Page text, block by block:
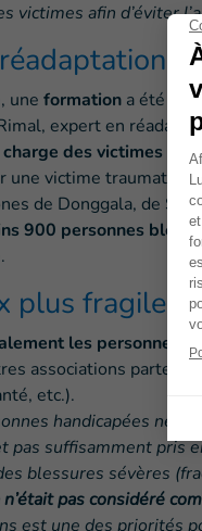
victimes afin d’éviter
une formation a été
expert en
des victimes
une victime
de Donggala, de
900 personnes
plus fragiles
les personnes
associations
etc.).
handicapées ne
pas suffisamment pris
blessures sévères
n’était pas considéré
est une des priorités